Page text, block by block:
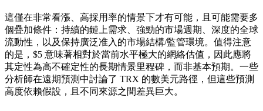
這僅在非常看漲、高採用率的情景下才有可能 ，且可能需要多
個疊加條件：持續的鏈上需求、強勁的市場週期、深度的全球
流動性，以及保持廣泛准入的市場結構/監管環境。值得注意
的是，$5 意味著相對於當前水平極大的網絡估值，因此應將
其定性為高不確定性的長期情景里程碑 ，而非基本預期。一些
分析師在遠期預測中討論了 TRX 的數美元路徑，但這些預測
高度依賴假設，且不同來源之間差異巨大。